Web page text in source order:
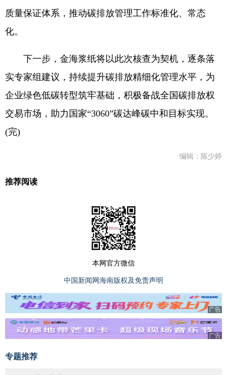
质量保证体系，推动碳排放管理工作标准化、常态
化。
下一步，金海浆纸将以此次核查为契机，逐条落
实专家组建议，持续提升碳排放精细化管理水平，为
企业绿色低碳转型筑牢基础，积极备战全国碳排放权
交易市场，助力国家“3060”碳达峰碳中和目标实现。
(完)
编辑：陈少婷
推荐阅读
本网官方微信
中国新闻网海南版权及免责声明
广告
广告
专题推荐